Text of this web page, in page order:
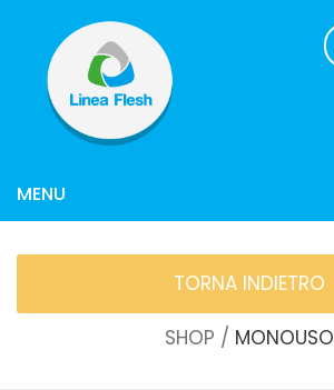
TORNA INDIETRO
SHOP / MONOUSO